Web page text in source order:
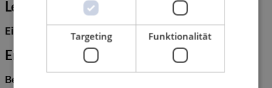
Lesegeräte oder visuell durch Personen.
Einsatz:
Erfassung und Auswertung von Daten.
Besonderheit:
Targeting Funktionalität